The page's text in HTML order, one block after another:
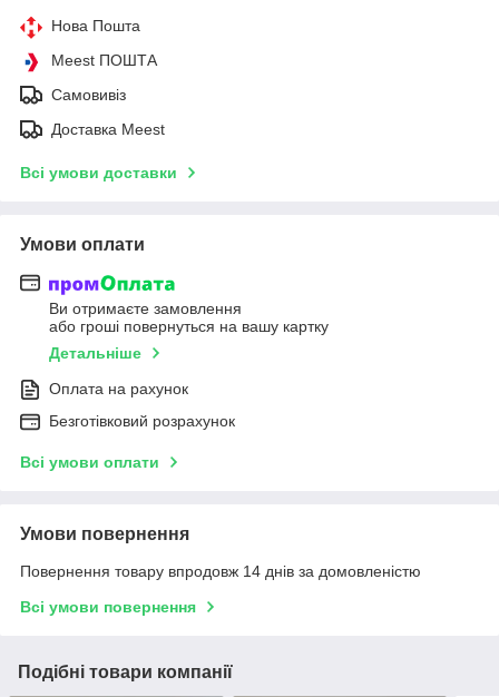
Нова Пошта
Meest ПОШТА
Самовивіз
Доставка Meest
Всі умови доставки
Умови оплати
Ви отримаєте замовлення
або гроші повернуться на вашу картку
Детальніше
Оплата на рахунок
Безготівковий розрахунок
Всі умови оплати
Умови повернення
Повернення товару впродовж 14 днів за домовленістю
Всі умови повернення
Подібні товари компанії